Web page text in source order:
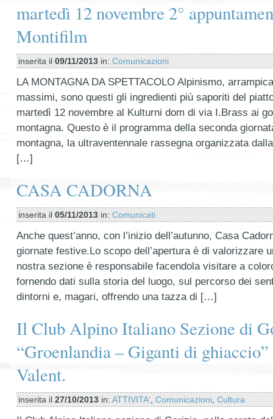
martedì 12 novembre 2°
Montifilm
inserita il 09/11/2013 in: Comunicazioni
LA MONTAGNA DA SPETTACOLO Alpinismo,
massimi, sono questi gli ingredienti più saporiti del
martedì 12 novembre al Kulturni dom di via I.Brass ai
montagna. Questo è il programma della seconda
montagna, la ultraventennale rassegna organizzata
[…]
CASA CADORNA
inserita il 05/11/2013 in: Comunicati
Anche quest’anno, con l’inizio dell’autunno, Casa
giornate festive.Lo scopo dell’apertura è di valorizzare
nostra sezione è responsabile facendola visitare a
fornendo dati sulla storia del luogo, sul percorso dei
dintorni e, magari, offrendo una tazza di […]
Il Club Alpino Italiano Sezione di
“Groenlandia – Giganti di
Valent.
inserita il 27/10/2013 in: ATTIVITA' Comunicazioni Cultura